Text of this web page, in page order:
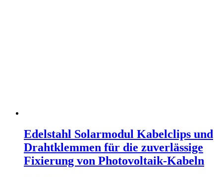
Edelstahl Solarmodul Kabelclips und
Drahtklemmen für die zuverlässige
Fixierung von Photovoltaik-Kabeln